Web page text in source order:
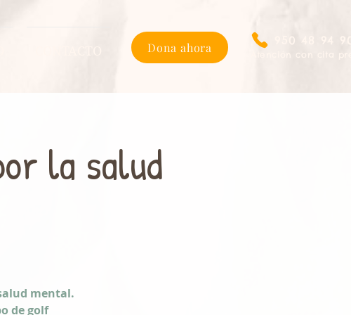
Dona ahora 950 48 94
la salud
mental.
de golf